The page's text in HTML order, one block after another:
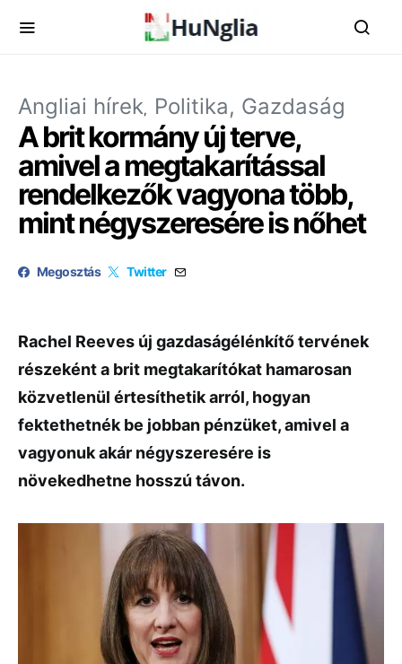
Angliai hírek Politika, Gazdaság
A brit kormány új terve,
amivel a megtakarítással
rendelkezők vagyona több,
mint négyszeresére is nőhet
Megosztás Twitter
Rachel Reeves új gazdaságélénkítő tervének
részeként a brit megtakarítókat hamarosan
közvetlenül értesíthetik arról, hogyan
fektethetnék be jobban pénzüket, amivel a
vagyonuk akár négyszeresére is
növekedhetne hosszú távon.